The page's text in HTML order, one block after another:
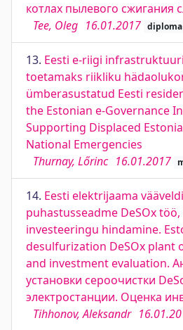
котлах пылевого сжигания
Tee, Oleg 16.01.2017
13. Eesti e-riigi
toetamaks riikliku
ümberasustatud Eesti
the Estonian e-Governance
Supporting Displaced
National Emergencies
Thurnay, Lőrinc 16.01.2017
14. Eesti elektrijaama
puhastusseadme DeSOx
investeeringu hindamine.
desulfurization DeSOx plant
and investment evaluation.
установки сероочистки
электростанции. Оценка
Tihhonov, Aleksandr